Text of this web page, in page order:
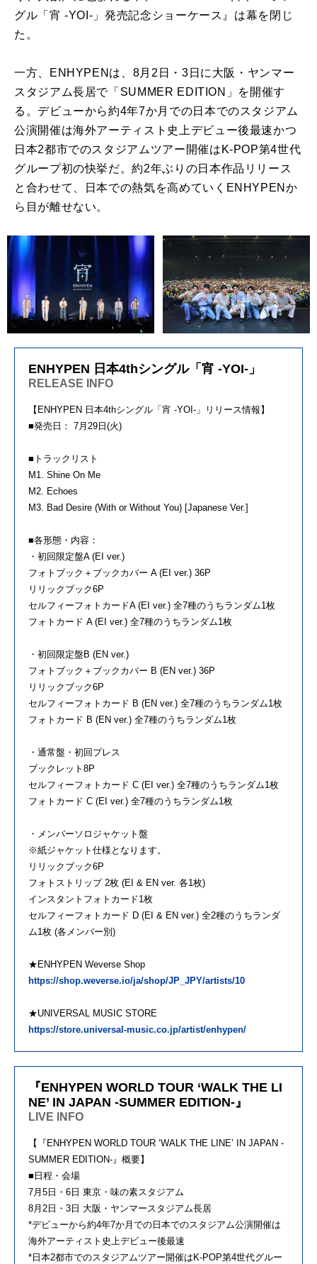
グル「宵 -YOI-」発売記念ショーケース』は幕を閉じ
た。
一方、ENHYPENは、8月2日・3日に大阪・ヤンマー
スタジアム長居で「SUMMER EDITION」を開催す
る。デビューから約4年7か月での日本でのスタジアム
公演開催は海外アーティスト史上デビュー後最速かつ
日本2都市でのスタジアムツアー開催はK-POP第4世代
グループ初の快挙だ。約2年ぶりの日本作品リリース
と合わせて、日本での熱気を高めていくENHYPENか
ら目が離せない。
ENHYPEN 日本4thシングル「宵 -YOI-」
RELEASE INFO
【ENHYPEN 日本4thシングル「宵 -YOI-」リリース情報】
■発売日： 7月29日(火)
■トラックリスト
M1. Shine On Me
M2. Echoes
M3. Bad Desire (With or Without You) [Japanese Ver.]
■各形態・内容：
・初回限定盤A (EI ver.)
フォトブック＋ブックカバー A (EI ver.) 36P
リリックブック6P
セルフィーフォトカードA (EI ver.) 全7種のうちランダム1枚
フォトカード A (EI ver.) 全7種のうちランダム1枚
・初回限定盤B (EN ver.)
フォトブック＋ブックカバー B (EN ver.) 36P
リリックブック6P
セルフィーフォトカード B (EN ver.) 全7種のうちランダム1枚
フォトカード B (EN ver.) 全7種のうちランダム1枚
・通常盤・初回プレス
ブックレット8P
セルフィーフォトカード C (EI ver.) 全7種のうちランダム1枚
フォトカード C (EI ver.) 全7種のうちランダム1枚
・メンバーソロジャケット盤
※紙ジャケット仕様となります。
リリックブック6P
フォトストリップ 2枚 (EI & EN ver. 各1枚)
インスタントフォトカード1枚
セルフィーフォトカード D (EI & EN ver.) 全2種のうちランダ
ム1枚 (各メンバー別)
★ENHYPEN Weverse Shop
https://shop.weverse.io/ja/shop/JP_JPY/artists/10
★UNIVERSAL MUSIC STORE
https://store.universal-music.co.jp/artist/enhypen/
『ENHYPEN WORLD TOUR ‘WALK THE LI
NE’ IN JAPAN -SUMMER EDITION-』
LIVE INFO
【『ENHYPEN WORLD TOUR ‘WALK THE LINE’ IN JAPAN -
SUMMER EDITION-』概要】
■日程・会場
7月5日・6日 東京・味の素スタジアム
8月2日・3日 大阪・ヤンマースタジアム長居
*デビューから約4年7か月での日本でのスタジアム公演開催は
海外アーティスト史上デビュー後最速
*日本2都市でのスタジアムツアー開催はK-POP第4世代グルー